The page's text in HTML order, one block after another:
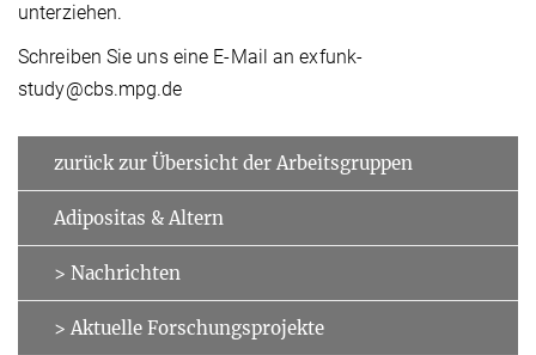
unterziehen.
Schreiben Sie uns eine E-Mail an exfunk-
study@cbs.mpg.de
zurück zur Übersicht der Arbeitsgruppen
Adipositas & Altern
> Nachrichten
> Aktuelle Forschungs­projekte